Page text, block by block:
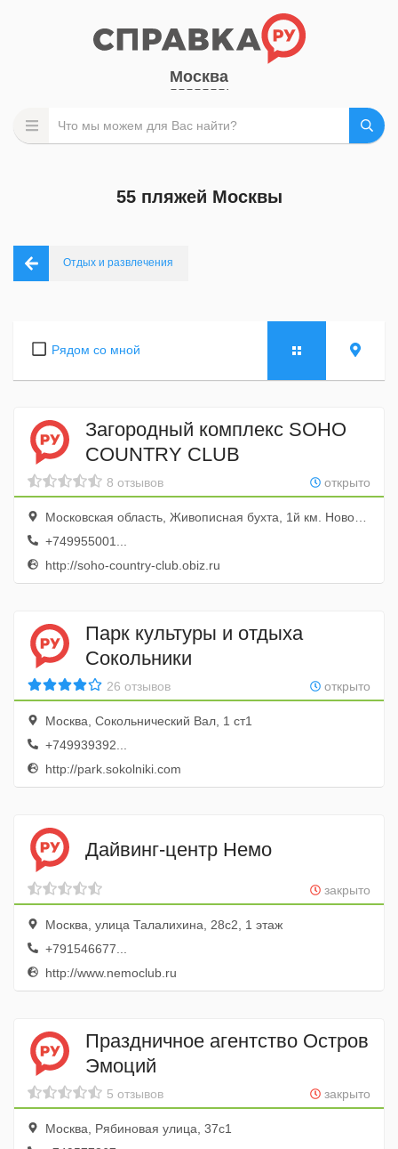
Москва
55 пляжей Москвы
Отдых и развлечения
Рядом со мной
Загородный комплекс SOHO
COUNTRY CLUB
открыто
8 отзывов
Московская область, Живописная бухта, 1й км. Новорижского шоссе
+749955001...
http://soho-country-club.obiz.ru
Парк культуры и отдыха
Сокольники
открыто
26 отзывов
Москва, Сокольнический Вал, 1 ст1
+749939392...
http://park.sokolniki.com
Дайвинг-центр Немо
закрыто
Москва, улица Талалихина, 28с2, 1 этаж
+791546677...
http://www.nemoclub.ru
Праздничное агентство Остров
Эмоций
закрыто
5 отзывов
Москва, Рябиновая улица, 37с1